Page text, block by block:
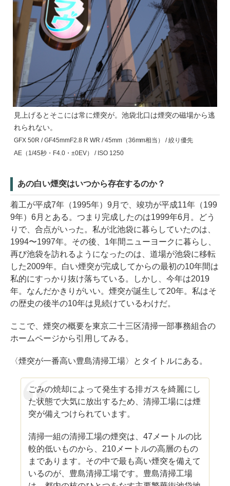
見上げるとそこには常に煙突が。池袋北口は煙突の磁場から逃
れられない。
GFX 50R / GF45mmF2.8 R WR / 45mm（36mm相当） / 絞り優先
AE（1/45秒・F4.0・±0EV） / ISO 1250
あの白い煙突はいつから存在するのか？
着工が平成7年（1995年）9月で、竣功が平成11年（199
9年）6月とある。つまり完成したのは1999年6月。どう
りで、合点がいった。私が北池袋に暮らしていたのは、
1994〜1997年。その後、1年間ニューヨークに暮らし、
再び池袋を訪れるようになったのは、道場が池袋に移転
した2009年。白い煙突が完成してからの最初の10年間は
私的にすっかり抜け落ちている。しかし、今年は2019
年。なんだかきりがいい。煙突が誕生して20年。私はそ
の歴史の後半の10年は見続けているわけだ。
ここで、煙突の概要を東京二十三区清掃一部事務組合の
ホームページから引用してみる。
〈煙突が一番高い豊島清掃工場〉とタイトルにある。
ごみの焼却によって発生する排ガスを綺麗にし
た状態で大気に放出するため、清掃工場には煙
突が備えつけられています。
清掃一組の清掃工場の煙突は、47メートルの比
較的低いものから、210メートルの高層のもの
まであります。その中で最も高い煙突を備えて
いるのが、豊島清掃工場です。豊島清掃工場